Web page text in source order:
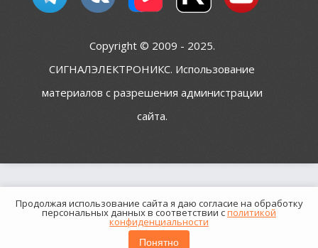
Продолжая использование сайта я даю согласие на обработку
персональных данных в соответствии сполитикой
конфиденциальности
Понятно
Copyright © 2009 - 2025.
СИГНАЛЭЛЕКТРОНИКС. Использование
материалов с разрешения администрации
сайта.